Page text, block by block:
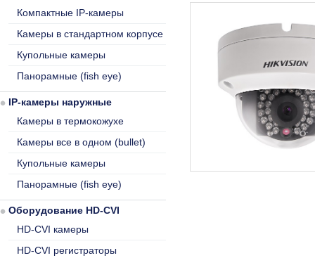
Компактные IP-камеры
Камеры в стандартном корпусе
Купольные камеры
Панорамные (fish eye)
IP-камеры наружные
Камеры в термокожухе
Камеры все в одном (bullet)
Купольные камеры
Панорамные (fish eye)
Оборудование HD-CVI
HD-CVI камеры
HD-CVI регистраторы